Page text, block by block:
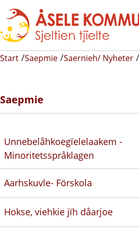
Start Saepmie Saernieh/ Nyheter
Saepmie
Unnebelåhkoegïelelaakem -
Minoritetsspråklagen
Aarhskuvle- Förskola
Hokse, viehkie jïh dåarjoe